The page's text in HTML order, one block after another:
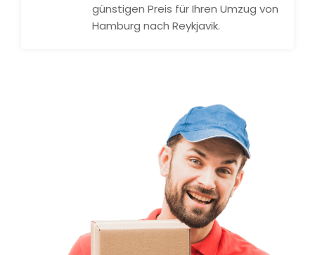
günstigen Preis für Ihren Umzug von
Hamburg nach Reykjavik.